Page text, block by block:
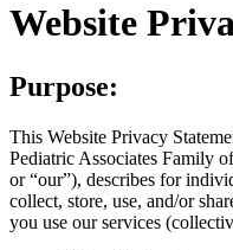
Website
Purpose:
This Website Privacy
Pediatric Associates Family
or “our”), describes for
collect, store, use, and/or
you use our services